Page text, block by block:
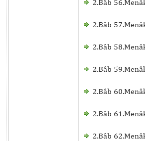
2.Bâb
2.Bâb
2.Bâb
2.Bâb
2.Bâb
2.Bâb
2.Bâb